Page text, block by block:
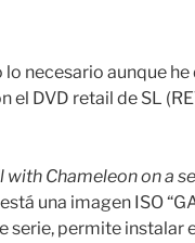
necesario aunque
DVD retail de SL
with Chameleon on a
una imagen ISO
permite instalar